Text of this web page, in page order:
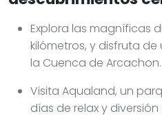
Explora las magníficas
kilómetros, y disfruta
la Cuenca de Arcachon.
Visita Aqualand, un
días de relax y diversión